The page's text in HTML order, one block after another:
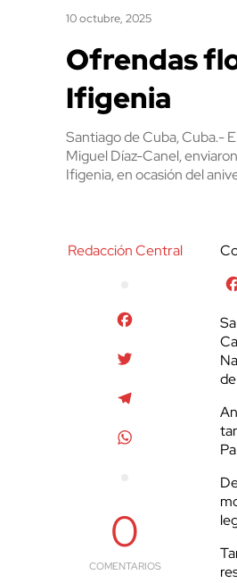
10 octubre, 2025
Ofrendas
Ifigenia
Santiago de Cuba, Cuba.-
Miguel Díaz-Canel,
Ifigenia, en ocasión del
Redacción Central
0
COMENTARIOS